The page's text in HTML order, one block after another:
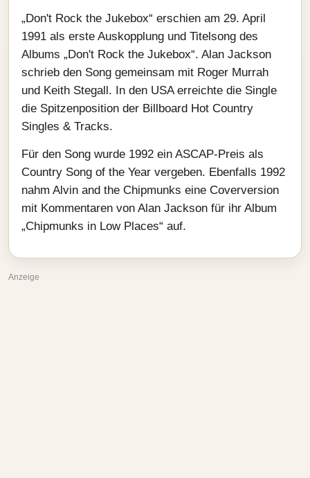
„Don't Rock the Jukebox“ erschien am 29. April
1991 als erste Auskopplung und Titelsong des
Albums „Don't Rock the Jukebox“. Alan Jackson
schrieb den Song gemeinsam mit Roger Murrah
und Keith Stegall. In den USA erreichte die Single
die Spitzenposition der Billboard Hot Country
Singles & Tracks.
Für den Song wurde 1992 ein ASCAP-Preis als
Country Song of the Year vergeben. Ebenfalls 1992
nahm Alvin and the Chipmunks eine Coverversion
mit Kommentaren von Alan Jackson für ihr Album
„Chipmunks in Low Places“ auf.
Anzeige